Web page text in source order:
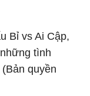
Bỉ vs Ai Cập,
tình
quyền